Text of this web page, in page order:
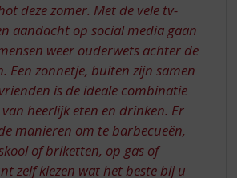
deze zomer. Met de vele tv-
aandacht op social media gaan
weer ouderwets achter de
Een zonnetje, buiten zijn samen
is de ideale combinatie
heerlijk eten en drinken. Er
manieren om te barbecueën,
of briketten, op gas of
zelf kiezen wat het beste bij u